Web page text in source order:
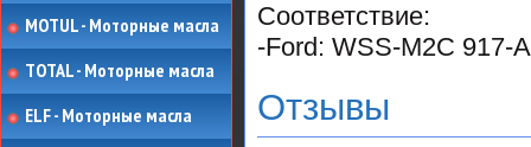
MOTUL - Моторные масла
TOTAL - Моторные масла
ELF - Моторные масла
Соответствие:
-Ford: WSS-M2C 917-A
Отзывы